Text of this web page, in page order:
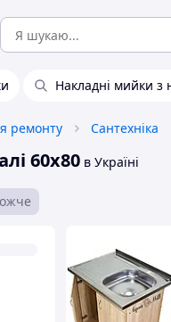
Накладні мийки з
ремонту Сантехніка
60х80 в Україні